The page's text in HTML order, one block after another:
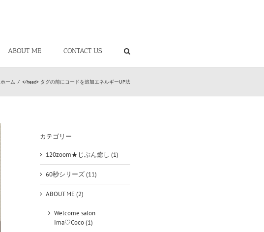
ABOUT ME CONTACT US
ホーム / </head> タグの前にコードを追加エネルギーUP法
カテゴリー
120zoom★じぶん癒し (1)
60秒シリーズ (11)
ABOUT ME (2)
Welcome salon
Ima♡Coco (1)